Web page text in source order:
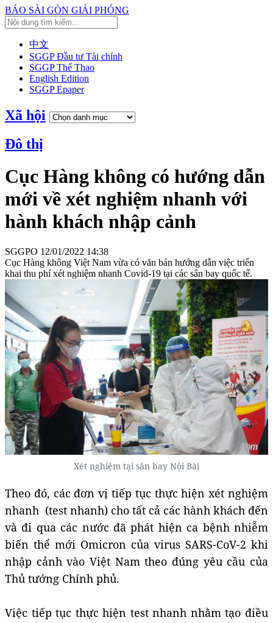
BÁO SÀI GÒN GIẢI PHÓNG
中文
SGGP Đầu tư Tài chính
SGGP Thể Thao
English Edition
SGGP Epaper
Xã hội
Đô thị
Cục Hàng không có hướng dẫn
mới về xét nghiệm nhanh với
hành khách nhập cảnh
SGGPO 12/01/2022 14:38
Cục Hàng không Việt Nam vừa có văn bản hướng dẫn việc triển
khai thu phí xét nghiệm nhanh Covid-19 tại các sân bay quốc tế.
Xét nghiệm tại sân bay Nội Bài
Theo đó, các đơn vị tiếp tục thực hiện xét nghiệm
nhanh (test nhanh) cho tất cả các hành khách đến
và đi qua các nước đã phát hiện ca bệnh nhiễm
biến thể mới Omicron của virus SARS-CoV-2 khi
nhập cảnh vào Việt Nam theo đúng yêu cầu của
Thủ tướng Chính phủ.
Việc tiếp tục thực hiện test nhanh nhằm tạo điều